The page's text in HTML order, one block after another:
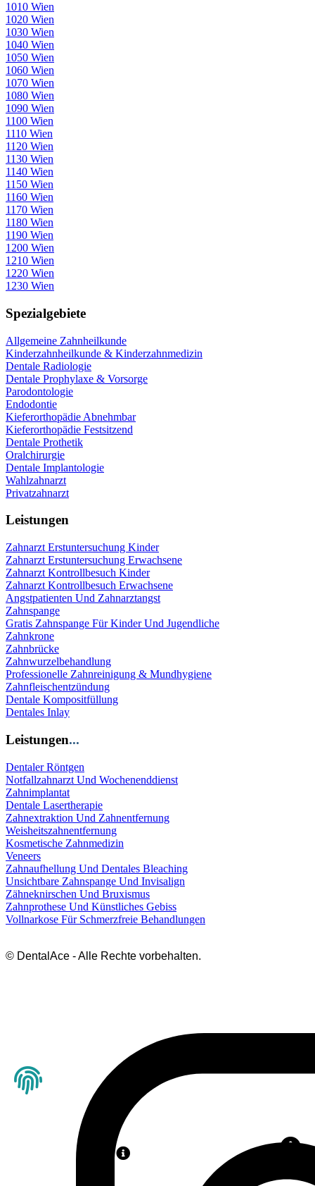
1010 Wien
1020 Wien
1030 Wien
1040 Wien
1050 Wien
1060 Wien
1070 Wien
1080 Wien
1090 Wien
1100 Wien
1110 Wien
1120 Wien
1130 Wien
1140 Wien
1150 Wien
1160 Wien
1170 Wien
1180 Wien
1190 Wien
1200 Wien
1210 Wien
1220 Wien
1230 Wien
Spezialgebiete
Allgemeine Zahnheilkunde
Kinderzahnheilkunde & Kinderzahnmedizin
Dentale Radiologie
Dentale Prophylaxe & Vorsorge
Parodontologie
Endodontie
Kieferorthopädie Abnehmbar
Kieferorthopädie Festsitzend
Dentale Prothetik
Oralchirurgie
Dentale Implantologie
Wahlzahnarzt
Privatzahnarzt
Leistungen
Zahnarzt Erstuntersuchung Kinder
Zahnarzt Erstuntersuchung Erwachsene
Zahnarzt Kontrollbesuch Kinder
Zahnarzt Kontrollbesuch Erwachsene
Angstpatienten Und Zahnarztangst
Zahnspange
Gratis Zahnspange Für Kinder Und Jugendliche
Zahnkrone
Zahnbrücke
Zahnwurzelbehandlung
Professionelle Zahnreinigung & Mundhygiene
Zahnfleischentzündung
Dentale Kompositfüllung
Dentales Inlay
Leistungen...
Dentaler Röntgen
Notfallzahnarzt Und Wochenenddienst
Zahnimplantat
Dentale Lasertherapie
Zahnextraktion Und Zahnentfernung
Weisheitszahnentfernung
Kosmetische Zahnmedizin
Veneers
Zahnaufhellung Und Dentales Bleaching
Unsichtbare Zahnspange Und Invisalign
Zähneknirschen Und Bruxismus
Zahnprothese Und Künstliches Gebiss
Vollnarkose Für Schmerzfreie Behandlungen
© DentalAce - Alle Rechte vorbehalten.